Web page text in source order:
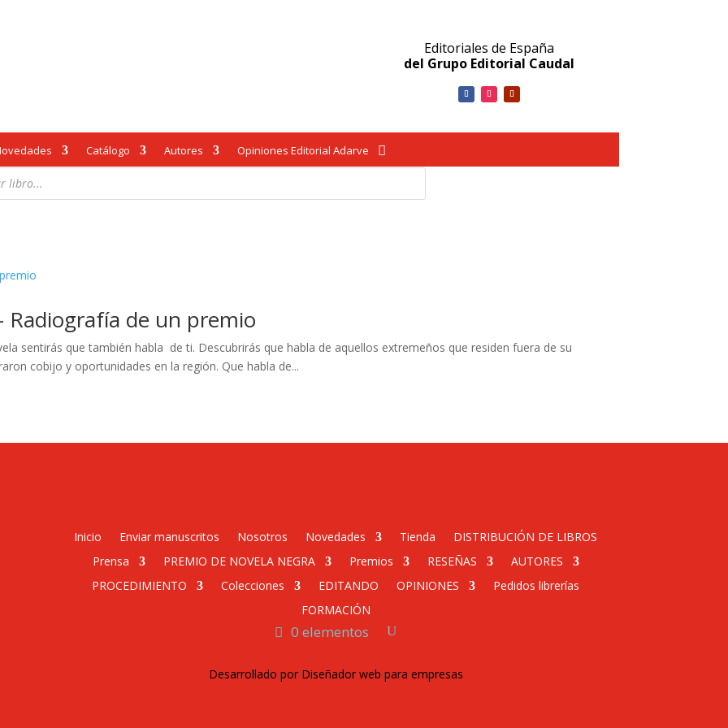
Editoriales de España
del Grupo Editorial Caudal
Catálogo Autores Opiniones Editorial Adarve
Radiografía de un premio
sentirás que también habla de ti. Descubrirás que habla de aquellos extremeños que residen fuera de su
cobijo y oportunidades en la región. Que habla de...
Inicio Enviar manuscritos Nosotros Novedades Tienda
DISTRIBUCIÓN DE LIBROS
Prensa
PREMIO DE NOVELA NEGRA Premios RESEÑAS
AUTORES
PROCEDIMIENTO
Colecciones EDITANDO OPINIONES
Pedidos librerías
FORMACIÓN
0 elementos
Desarrollado por Diseñador web para empresas